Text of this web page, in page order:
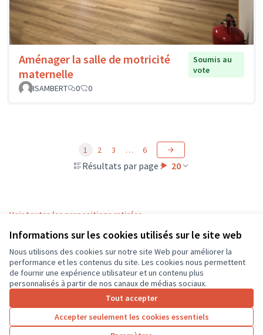
Informations sur les cookies utilisés sur le site web
Nous utilisons des cookies sur notre site Web pour améliorer la
performance et les contenus du site. Les cookies nous permettent
de fournir une expérience utilisateur et un contenu plus
personnalisés à partir de nos canaux de médias sociaux.
Tout accepter
Accepter seulement les cookies essentiels
Aménager la salle de motricité
maternelle
Soumis au
vote
ISAMBERT
0 0
Résultats par page : 20
1 2 3 … 6
Voir toutes les propositions retirées
Conditions d'utilisation
Paramètres des cookies
CD37 sur X
(Lien externe)
CD37 sur Facebook
CD37 sur Instagram
CD37 sur YouTube
(Lien externe)
Licence
(Lien